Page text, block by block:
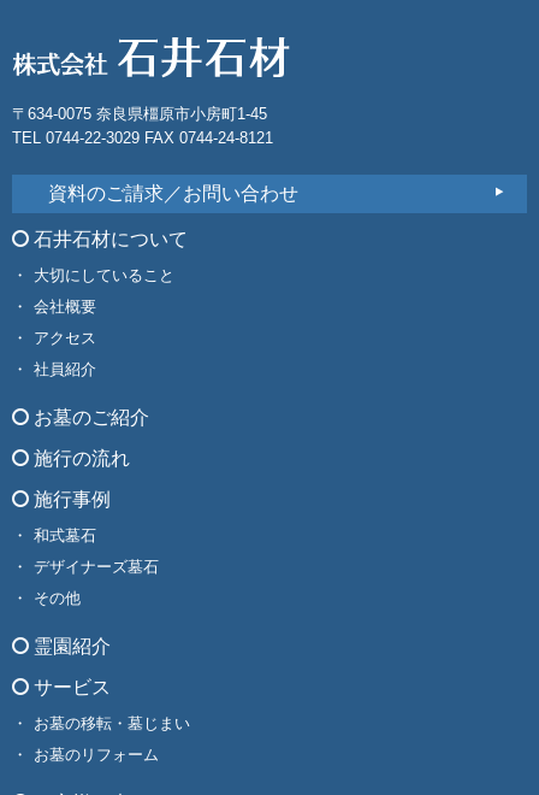
〒634-0075 奈良県橿原市小房町1-45
TEL 0744-22-3029 FAX 0744-24-8121
資料のご請求／お問い合わせ
石井石材について
大切にしていること
会社概要
アクセス
社員紹介
お墓のご紹介
施行の流れ
施行事例
和式墓石
デザイナーズ墓石
その他
霊園紹介
サービス
お墓の移転・墓じまい
お墓のリフォーム